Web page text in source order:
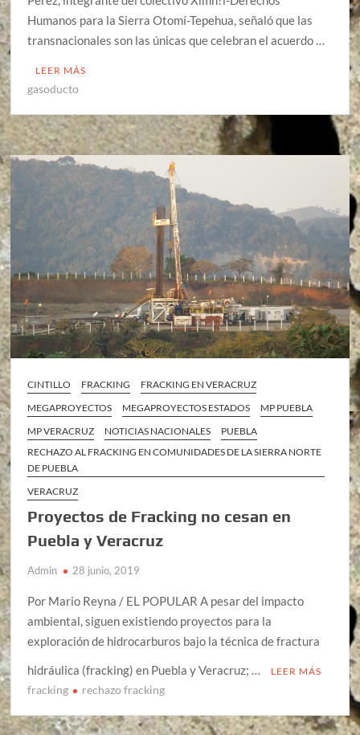
Humanos para la Sierra Otomí-Tepehua, señaló que las
transnacionales son las únicas que celebran el acuerdo …
LEER MÁS
gasoducto
CINTILLO FRACKING
FRACKING EN VERACRUZ
MEGAPROYECTOS
MEGAPROYECTOS ESTADOS
MP PUEBLA
MP VERACRUZ
NOTICIAS NACIONALES
PUEBLA
RECHAZO AL FRACKING EN COMUNIDADES DE LA SIERRA NORTE
DE PUEBLA
VERACRUZ
Proyectos de Fracking no cesan en
Puebla y Veracruz
Admin 28 junio, 2019
Por Mario Reyna / EL POPULAR A pesar del impacto
ambiental, siguen existiendo proyectos para la
exploración de hidrocarburos bajo la técnica de fractura
hidráulica (fracking) en Puebla y Veracruz; …
LEER MÁS
fracking rechazo fracking